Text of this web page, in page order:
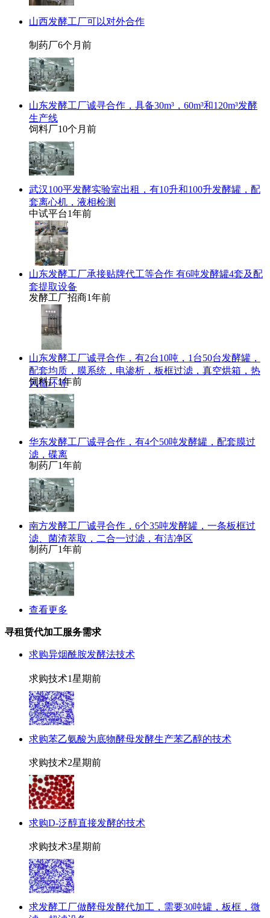
山西发酵工厂可以对外合作
制药厂6个月前
山东发酵工厂诚寻合作，具备30m³，60m³和120m³发酵
生产线
饲料厂10个月前
武汉100平发酵实验室出租，有10升和100升发酵罐，配
套离心机，液相检测
中试平台1年前
山东发酵工厂承接贴牌代工等合作 有6吨发酵罐4套及配
套提取设备
发酵工厂招商1年前
山东发酵工厂诚寻合作，有2台10吨，1台50台发酵罐，
配套均质，膜系统，电渗析，板框过滤，真空烘箱，热
风循环等
饲料厂1年前
华东发酵工厂诚寻合作，有4个50吨发酵罐，配套膜过
滤，碟离
制药厂1年前
南方发酵工厂诚寻合作，6个35吨发酵罐，一条板框过
滤、菌渣萃取，二合一过滤，有洁净区
制药厂1年前
查看更多
寻租赁代加工服务需求
求购异烟酰胺发酵法技术
求购技术1星期前
求购苯乙氨酸为底物酵母发酵生产苯乙醇的技术
求购技术2星期前
求购D-泛醇直接发酵的技术
求购技术3星期前
求发酵工厂做酵母发酵代加工，需要30吨罐，板框，微